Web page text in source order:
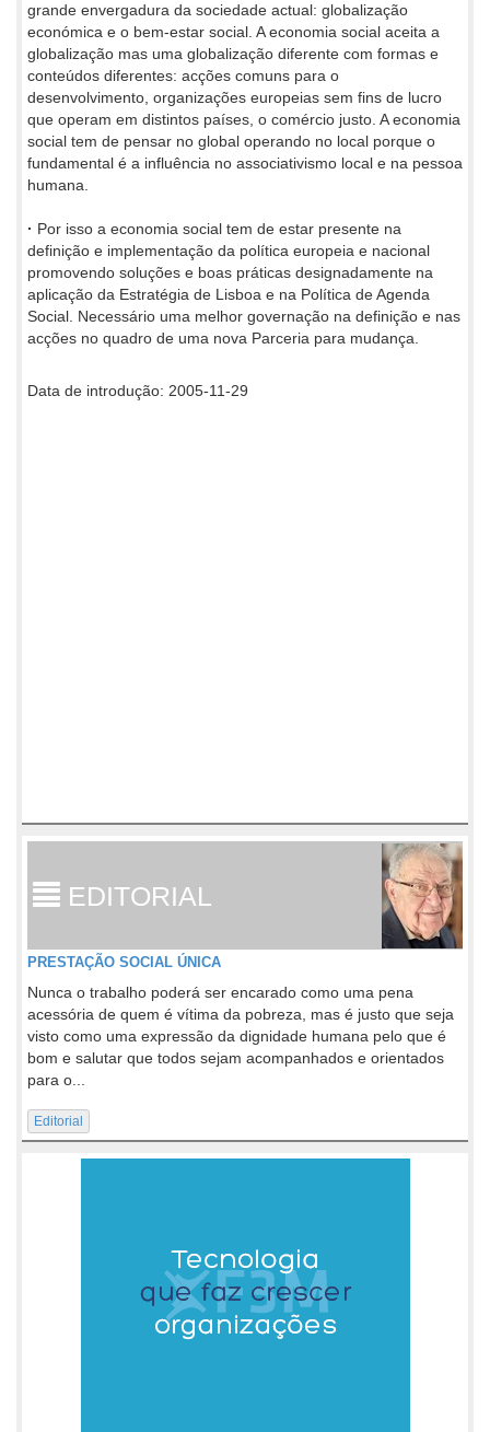
grande envergadura da sociedade actual: globalização
económica e o bem-estar social. A economia social aceita a
globalização mas uma globalização diferente com formas e
conteúdos diferentes: acções comuns para o
desenvolvimento, organizações europeias sem fins de lucro
que operam em distintos países, o comércio justo. A economia
social tem de pensar no global operando no local porque o
fundamental é a influência no associativismo local e na pessoa
humana.
· Por isso a economia social tem de estar presente na
definição e implementação da política europeia e nacional
promovendo soluções e boas práticas designadamente na
aplicação da Estratégia de Lisboa e na Política de Agenda
Social. Necessário uma melhor governação na definição e nas
acções no quadro de uma nova Parceria para mudança.
Data de introdução: 2005-11-29
EDITORIAL
PRESTAÇÃO SOCIAL ÚNICA
Nunca o trabalho poderá ser encarado como uma pena
acessória de quem é vítima da pobreza, mas é justo que seja
visto como uma expressão da dignidade humana pelo que é
bom e salutar que todos sejam acompanhados e orientados
para o...
Editorial